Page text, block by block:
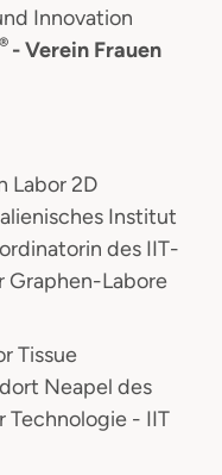
Innovation
® - Verein Frauen
Labor 2D
Institut
des IIT-
Graphen-Labore
Tissue
Neapel des
Technologie - IIT